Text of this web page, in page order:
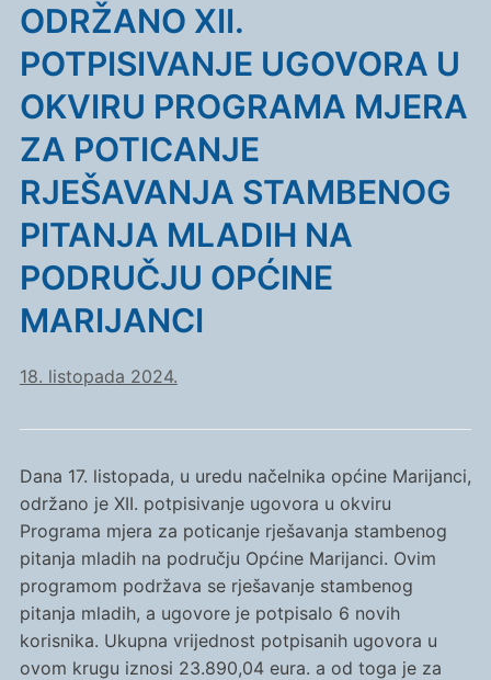
ODRŽANO XII.
POTPISIVANJE UGOVORA U
OKVIRU PROGRAMA MJERA
ZA POTICANJE
RJEŠAVANJA STAMBENOG
PITANJA MLADIH NA
PODRUČJU OPĆINE
MARIJANCI
18. listopada 2024.
Dana 17. listopada, u uredu načelnika općine Marijanci,
održano je XII. potpisivanje ugovora u okviru
Programa mjera za poticanje rješavanja stambenog
pitanja mladih na području Općine Marijanci. Ovim
programom podržava se rješavanje stambenog
pitanja mladih, a ugovore je potpisalo 6 novih
korisnika. Ukupna vrijednost potpisanih ugovora u
ovom krugu iznosi 23.890,04 eura. a od toga je za